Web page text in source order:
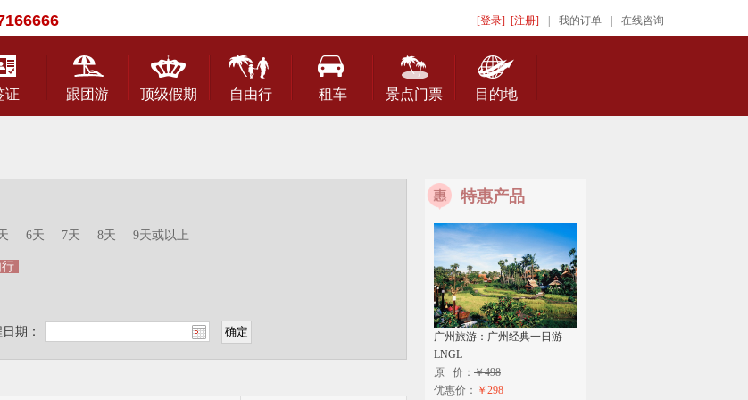
[登录] [注册] 我的订单 在线咨询
证 跟团游 顶级假期 自由行 租车 景点门票 目的地
6天 7天 8天 9天或以上
行
期：
特惠产品
广州旅游：广州经典一日游
LNGL
原 价： ￥498
优惠价： ￥298